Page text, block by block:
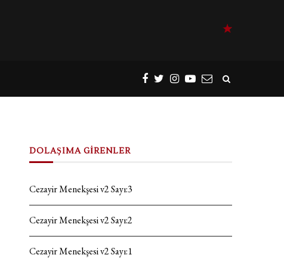
DOLAŞIMA GİRENLER
Cezayir Menekşesi v2 Sayı:3
Cezayir Menekşesi v2 Sayı:2
Cezayir Menekşesi v2 Sayı:1